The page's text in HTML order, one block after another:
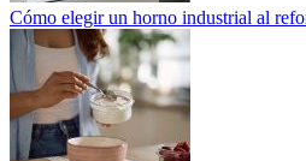
Cómo elegir un horno industrial al